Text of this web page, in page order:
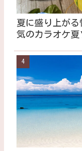
夏に盛り上がる
気のカラオケ夏